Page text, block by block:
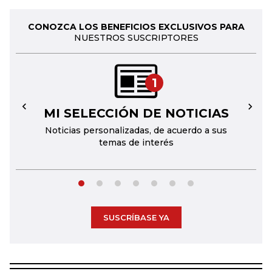
CONOZCA LOS BENEFICIOS EXCLUSIVOS PARA
NUESTROS SUSCRIPTORES
1
MI SELECCIÓN DE NOTICIAS
Noticias personalizadas, de acuerdo a sus
temas de interés
← →
SUSCRÍBASE YA